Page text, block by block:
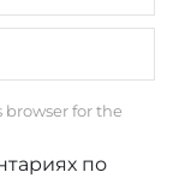
for the
по